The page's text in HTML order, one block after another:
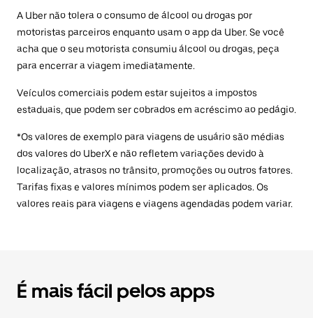
A Uber não tolera o consumo de álcool ou drogas por
motoristas parceiros enquanto usam o app da Uber. Se você
acha que o seu motorista consumiu álcool ou drogas, peça
para encerrar a viagem imediatamente.
Veículos comerciais podem estar sujeitos a impostos
estaduais, que podem ser cobrados em acréscimo ao pedágio.
*Os valores de exemplo para viagens de usuário são médias
dos valores do UberX e não refletem variações devido à
localização, atrasos no trânsito, promoções ou outros fatores.
Tarifas fixas e valores mínimos podem ser aplicados. Os
valores reais para viagens e viagens agendadas podem variar.
É mais fácil pelos apps